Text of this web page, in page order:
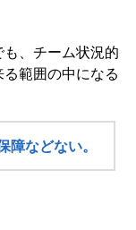
も、チーム状況的
範囲の中になる
障などない。